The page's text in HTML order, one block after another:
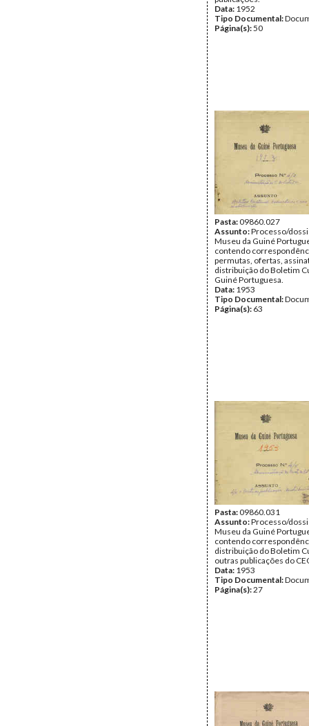
Data: 1952
Tipo Documental:
Página(s):50
Pasta:09860.027
Assunto:Processo/
Museu da Guiné
contendo
permutas, ofertas,
distribuição do Boletim
Guiné Portuguesa.
Data: 1953
Tipo Documental:
Página(s): 63
Pasta:09860.031
Assunto:Processo/
Museu da Guiné
contendo
distribuição do Boletim
outras publicações do
Data: 1953
Tipo Documental:
Página(s):27